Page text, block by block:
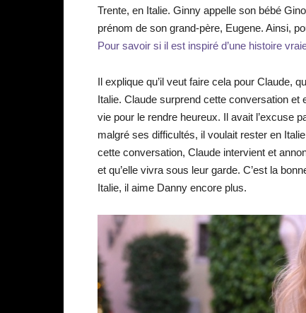
Trente, en Italie. Ginny appelle son bébé
prénom de son grand-père, Eugene. Ainsi,
Pour savoir si il est inspiré d’une histoire
Il explique qu’il veut faire cela pour Claude,
Italie. Claude surprend cette conversation
vie pour le rendre heureux. Il avait l’excuse
malgré ses difficultés, il voulait rester en
cette conversation, Claude intervient et
et qu’elle vivra sous leur garde. C’est la
Italie, il aime Danny encore plus.